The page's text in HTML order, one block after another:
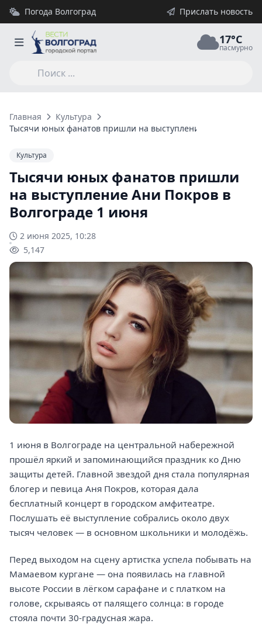
Погода Волгоград Прислать новость
17°C
пасмурно
Главная
Культура
Тысячи юных фанатов пришли на выступление Ани Покров в
Культура
Тысячи юных фанатов пришли
на выступление Ани Покров в
Волгограде 1 июня
2 июня 2025, 10:28
5,147
1 июня в Волгограде на центральной набережной
прошёл яркий и запоминающийся праздник ко Дню
защиты детей. Главной звездой дня стала популярная
блогер и певица Аня Покров, которая дала
бесплатный концерт в городском амфитеатре.
Послушать её выступление собрались около двух
тысяч человек — в основном школьники и молодёжь.
Перед выходом на сцену артистка успела побывать на
Мамаевом кургане — она появилась на главной
высоте России в лёгком сарафане и с платком на
голове, скрываясь от палящего солнца: в городе
стояла почти 30-градусная жара.